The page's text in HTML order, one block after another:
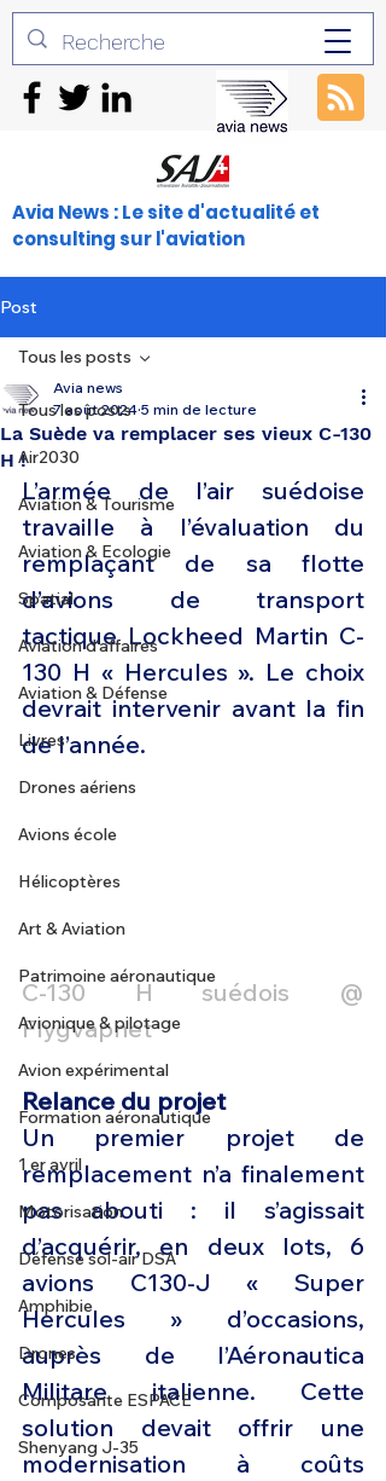
Avia News : Le site d'actualité et
consulting sur l'aviation
Post
Tous les posts
Air2030
Aviation & Tourisme
Aviation & Ecologie
Spatial
Aviation d'affaires
Aviation & Défense
Livres
Drones aériens
Avions école
Hélicoptères
Art & Aviation
Patrimoine aéronautique
Avionique & pilotage
Avion expérimental
Formation aéronautique
1 er avril
Motorisation
Défense sol-air DSA
Amphibie
Drones
Composante ESPACE
Shenyang J-35
Tous les posts
La Suède va remplacer ses vieux C-130
H !
Avia news
7 août 2024 5 min de lecture
L’armée de l’air suédoise
travaille à l’évaluation du
remplaçant de sa flotte
d’avions de transport
tactique Lockheed Martin C-
130 H « Hercules ». Le choix
devrait intervenir avant la fin
de l’année.
C-130 H suédois @
Flygvapnet
Relance du projet
Un premier projet de
remplacement n’a finalement
pas abouti : il s’agissait
d’acquérir, en deux lots, 6
avions C130-J « Super
Hercules » d’occasions,
auprès de l’Aéronautica
Militare italienne. Cette
solution devait offrir une
modernisation à coûts